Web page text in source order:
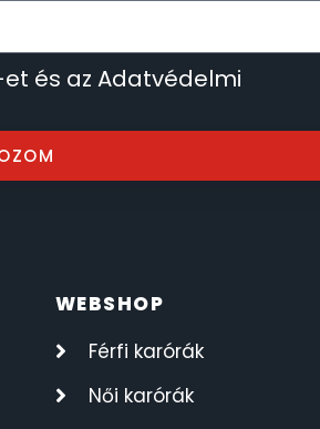
és az Adatvédelmi
WEBSHOP
Férfi karórák
Női karórák
49